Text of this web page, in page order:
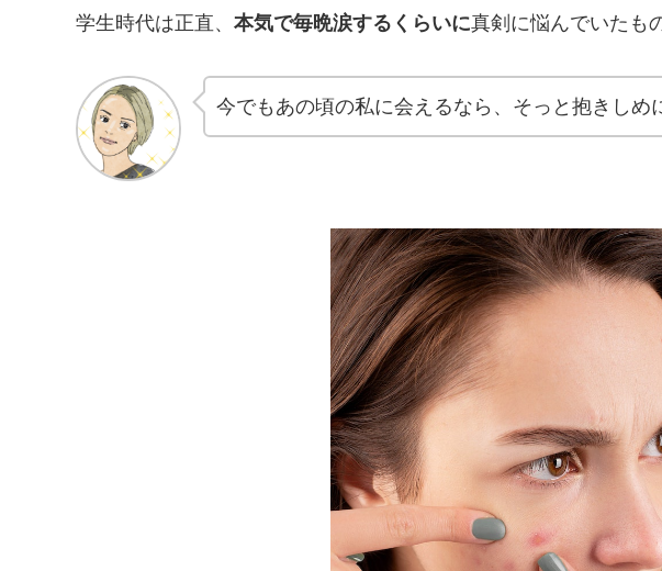
学生時代は正直、 本気で毎晩涙するくらいに真剣に悩んでいたも
今でもあの頃の私に会えるなら、そっと抱きしめ